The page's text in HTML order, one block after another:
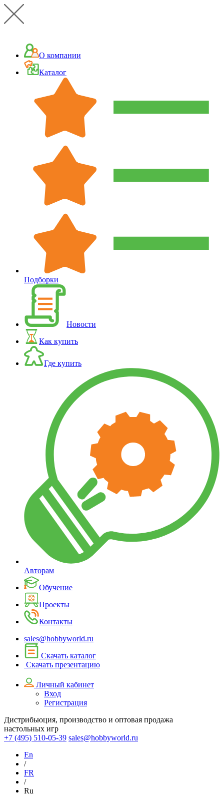
О компании
Каталог
Подборки
Новости
Как купить
Где купить
Авторам
Обучение
Проекты
Контакты
sales@hobbyworld.ru
Скачать каталог
Скачать презентацию
Личный кабинет
Вход
Регистрация
Дистрибьюция, производство и оптовая продажа
настольных игр
+7 (495) 510-05-39 sales@hobbyworld.ru
En
/
FR
/
Ru